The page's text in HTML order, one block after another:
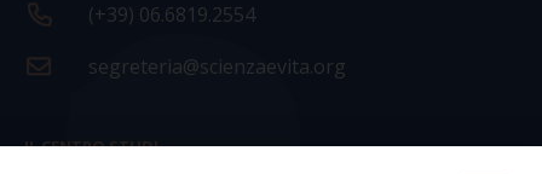
(+39) 06.6819.2554
segreteria@scienzaevita.org
IL CENTRO STUDI